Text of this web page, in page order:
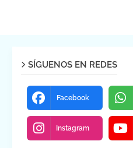
SÍGUENOS EN REDES
Facebook
Instagram